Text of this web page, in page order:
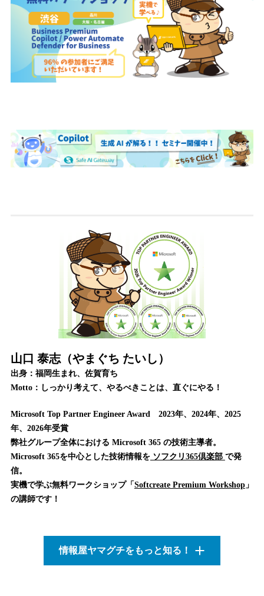
山口 泰志（やまぐち たいし）
出身：福岡生まれ、佐賀育ち
Motto：しっかり考えて、やるべきことは、直ぐにやる！
Microsoft Top Partner Engineer Award 2023年、2024年、2025
年、2026年受賞
弊社グループ全体における Microsoft 365 の技術主導者。
Microsoft 365を中心とした技術情報をソフクリ365倶楽部 で発
信。
実機で学ぶ無料ワークショップ「 Softcreate Premium Workshop」
の講師です！
情報屋ヤマグチをもっと知る！